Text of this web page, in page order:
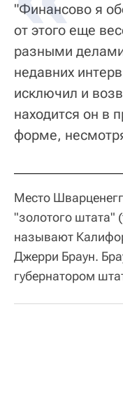
"Финансово я
от этого еще
разными
недавних
исключил и
находится он в
форме,
Место
"золотого штата"
называют
Джерри Браун.
губернатором